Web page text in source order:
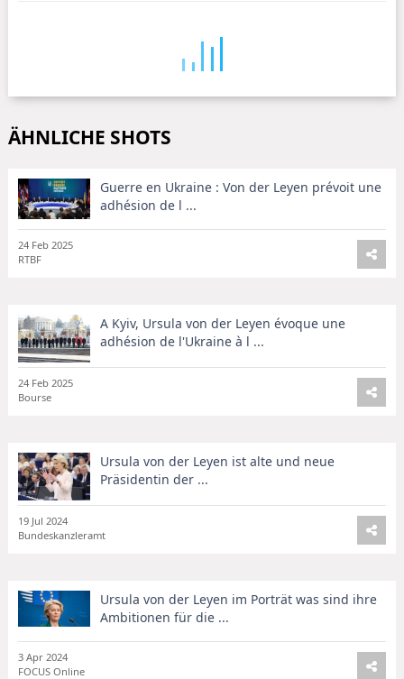
ÄHNLICHE SHOTS
Guerre en Ukraine : Von der Leyen prévoit une
adhésion de l ...
24 Feb 2025
RTBF
A Kyiv, Ursula von der Leyen évoque une
adhésion de l'Ukraine à l ...
24 Feb 2025
Bourse
Ursula von der Leyen ist alte und neue
Präsidentin der ...
19 Jul 2024
Bundeskanzleramt
Ursula von der Leyen im Porträt was sind ihre
Ambitionen für die ...
3 Apr 2024
FOCUS Online